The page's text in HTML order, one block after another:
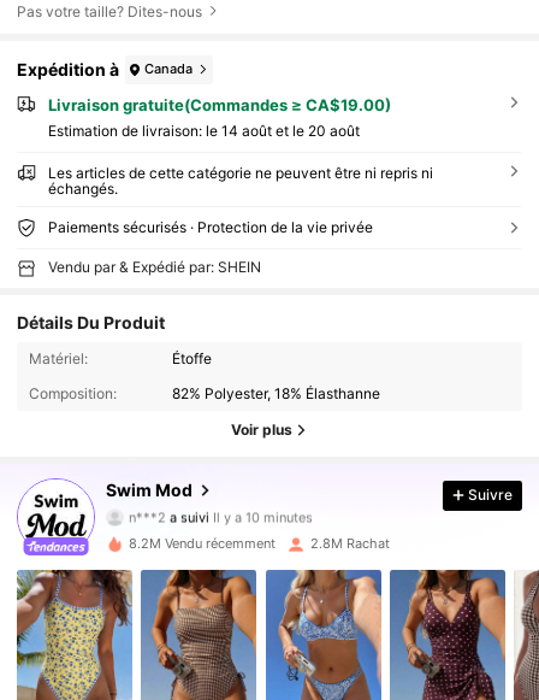
Pas votre taille? Dites-nous
Expédition à Canada
Livraison gratuite(Commandes ≥ CA$19.00)
Estimation de livraison: le 14 août et le 20 août
Les articles de cette catégorie ne peuvent être ni repris ni
échangés.
Paiements sécurisés · Protection de la vie privée
Vendu par & Expédié par: SHEIN
Détails Du Produit
Matériel:
Étoffe
Composition:
82% Polyester, 18% Élasthanne
Voir plus
Swim Mod
n***2a suivi
w***7 est en train de naviguer
4.87
546K Suiveurs
4.87 546K Suiveurs
546K Suiveurs
Suivre
8.2M Vendu récemment 2.8M Rachat